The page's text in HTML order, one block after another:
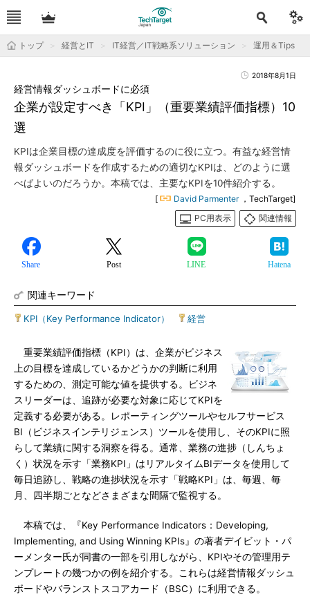
トップ 経営とIT IT経営／IT戦略系ソリューション 運用＆Tips
2018年8月1日
企業が設定すべき「KPI」（重要業績評価指標）10
選
経営情報ダッシュボードに必須
KPIは企業目標の達成度を評価するのに役に立つ。有益な経営情
報ダッシュボードを作成するための適切なKPIは、どのように選
べばよいのだろうか。本稿では、主要なKPIを10件紹介する。
[ David Parmenter ，TechTarget]
PC用表示
関連情報
Share Post LINE Hatena
関連キーワード
KPI（Key Performance Indicator） 経営
重要業績評価指標（KPI）は、企業がビジネス
上の目標を達成しているかどうかの判断に利用
するための、測定可能な値を提供する。ビジネ
スリーダーは、追跡が必要な対象に応じてKPIを
定義する必要がある。レポーティングツールやセルフサービス
BI（ビジネスインテリジェンス）ツールを使用し、そのKPIに照
らして業績に関する洞察を得る。通常、業務の進捗（しんちょ
く）状況を示す「業務KPI」はリアルタイムBIデータを使用して
毎日追跡し、戦略の進捗状況を示す「戦略KPI」は、毎週、毎
月、四半期ごとなどさまざまな間隔で監視する。
本稿では、『Key Performance Indicators：Developing,
Implementing, and Using Winning KPIs』の著者デイビット・パ
ーメンター氏が同書の一部を引用しながら、KPIやその管理用テ
ンプレートの幾つかの例を紹介する。これらは経営情報ダッシュ
ボードやバランストスコアカード（BSC）に利用できる。